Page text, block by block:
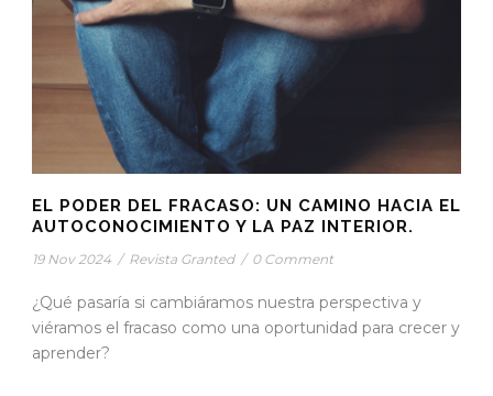
EL PODER DEL FRACASO: UN CAMINO HACIA EL
AUTOCONOCIMIENTO Y LA PAZ INTERIOR.
19 Nov 2024 / Revista Granted / 0 Comment
¿Qué pasaría si cambiáramos nuestra perspectiva y
viéramos el fracaso como una oportunidad para crecer y
aprender?